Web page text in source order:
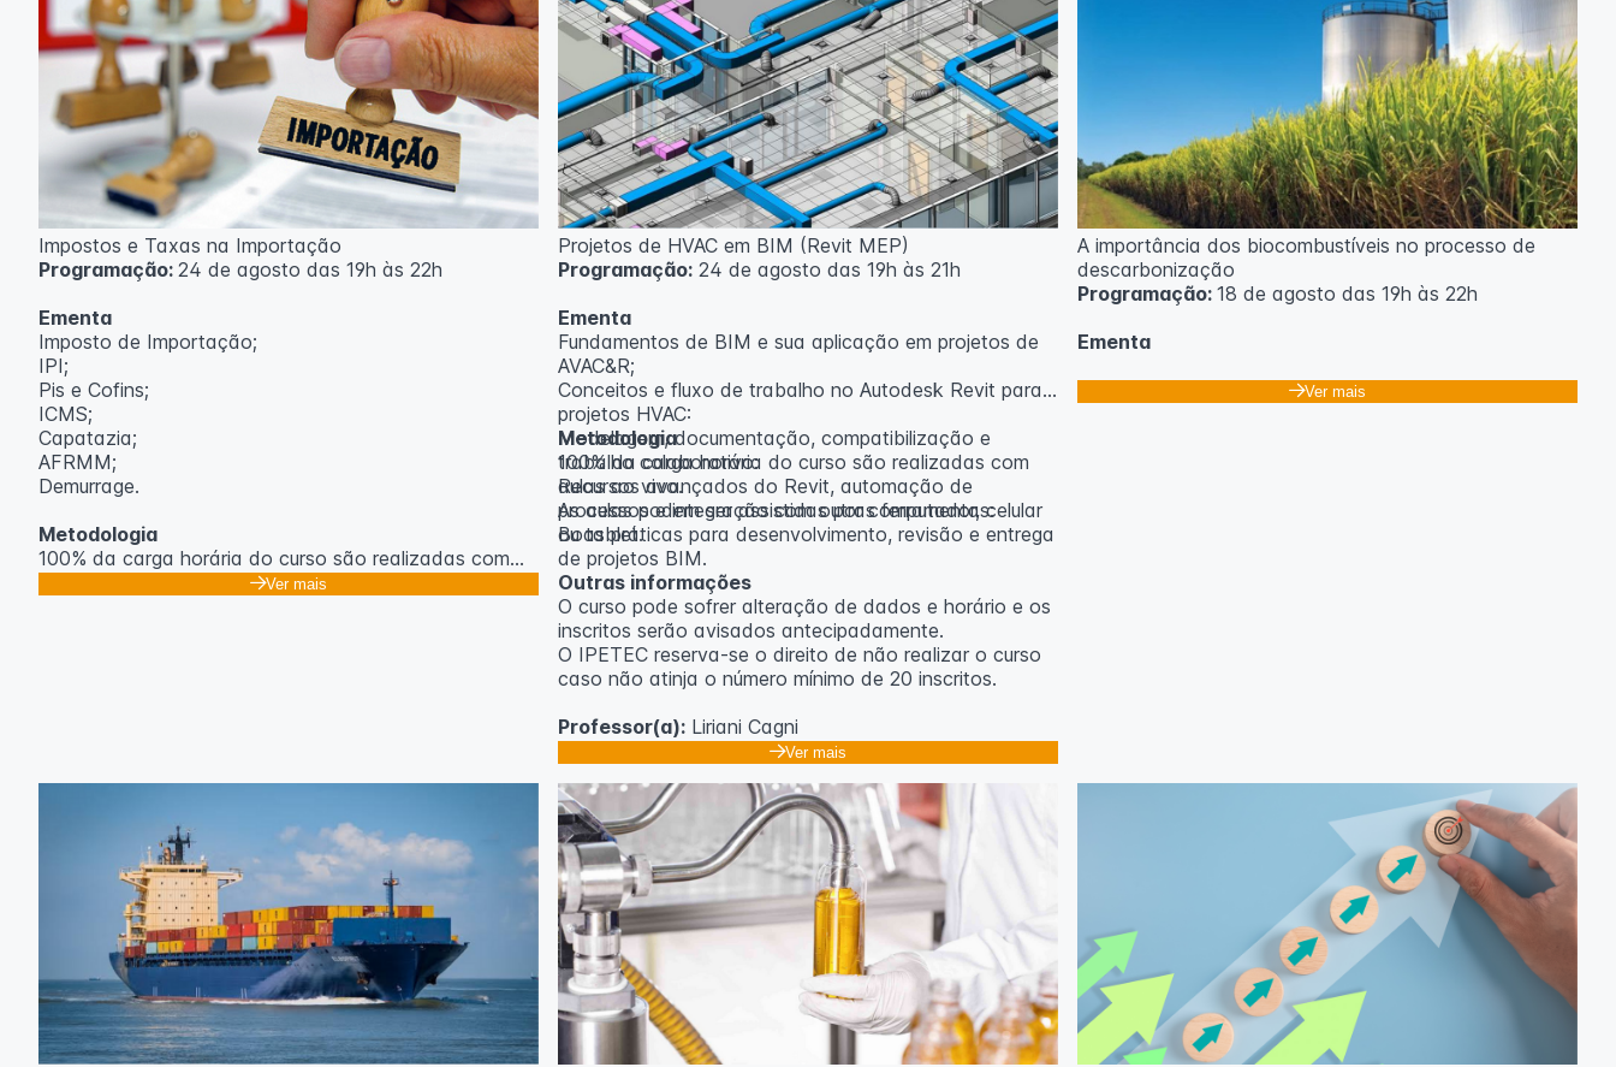
Impostos e Taxas na Importação
Programação: 24 de agosto das 19h às 22h
Ementa
Imposto de Importação;
IPI;
Pis e Cofins;
ICMS;
Capatazia;
AFRMM;
Demurrage.
Metodologia
100% da carga horária do curso são realizadas com
Gabriel Damasceno
Ver mais
Projetos de HVAC em BIM (Revit MEP)
Programação:24 de agosto das 19h às 21h
Ementa
Fundamentos de BIM e sua aplicação em projetos de
AVAC&R;
Conceitos e fluxo de trabalho no Autodesk Revit para
projetos HVAC:
Modelagem, documentação, compatibilização e
trabalho colaborativo:
Recursos avançados do Revit, automação de
processos e integração com outras ferramentas:
Boas práticas para desenvolvimento, revisão e entrega
de projetos BIM.
Metodologia
100% da carga horária do curso são realizadas com
aulas ao vivo.
As aulas podem ser assistidas por computador, celular
ou tablet.
Outras informações
O curso pode sofrer alteração de dados e horário e os
inscritos serão avisados ​​antecipadamente.
O IPETEC reserva-se o direito de não realizar o curso
caso não atinja o número mínimo de 20 inscritos.
Professor(a):Liriani Cagni
Ver mais
A importância dos biocombustíveis no processo de
descarbonização
Programação: 18 de agosto das 19h às 22h
Ementa
Classificação dos biocombustíveis. Culturas para
O curso pode sofrer alteração de dados e horário e os
inscritos serão avisados ​​antecipadamente.
O IPETEC reserva-se o direito de não realizar o curso
caso não atinja o número mínimo de 20 inscritos.
Professora:Rosana Ravaglia
Ver mais